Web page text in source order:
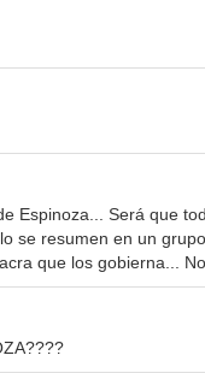
Espinoza... Será que
se resumen en un
que los gobierna...